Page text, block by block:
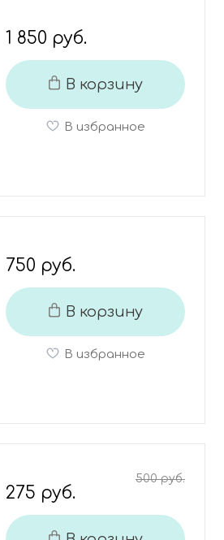
1 850 руб.
В корзину
В избранное
750 руб.
В корзину
В избранное
275 руб.
500 руб.